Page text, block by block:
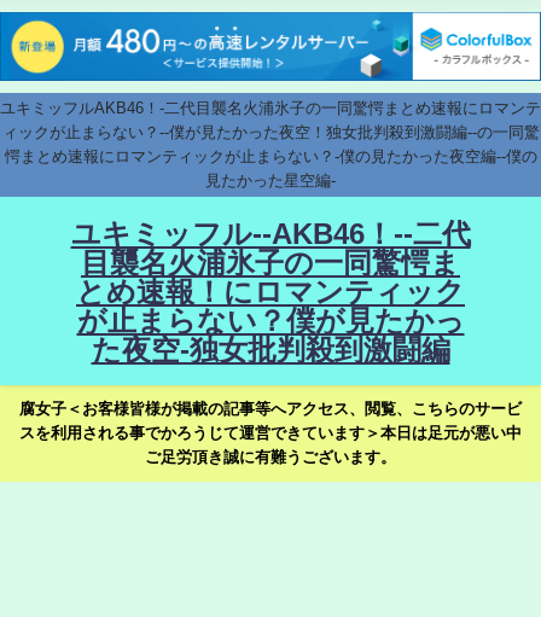
ユキミッフルAKB46！-二代目襲名火浦氷子の一同驚愕まとめ速報にロマンテ
ィックが止まらない？--僕が見たかった夜空！独女批判殺到激闘編--の一同驚
愕まとめ速報にロマンティックが止まらない？-僕の見たかった夜空編--僕の
見たかった星空編-
ユキミッフル--AKB46！--二代
目襲名火浦氷子の一同驚愕ま
とめ速報！にロマンティック
が止まらない？僕が見たかっ
た夜空-独女批判殺到激闘編
腐女子＜お客様皆様が掲載の記事等へアクセス、閲覧、こちらのサービ
スを利用される事でかろうじて運営できています＞本日は足元が悪い中
ご足労頂き誠に有難うございます。